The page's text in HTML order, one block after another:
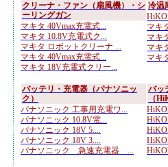
クリーナ・ファン（扇風機）・シ
ーリングガン
マキタ 40Vmax充電式...
マキタ 10.8V充電式ク...
マキタ ロボットクリーナ ...
マキタ 40Vmax充電式...
マキタ 18V充電式クリー...
冷温
マキ
マキ
マキ
マキ
バッテリ・充電器（パナソニッ
ク）
パナソニック 工事用充電ワ...
パナソニック 10.8V電...
パナソニック 18V 5....
パナソニック 18V 3....
パナソニック 急速充電器 ...
バッ
（